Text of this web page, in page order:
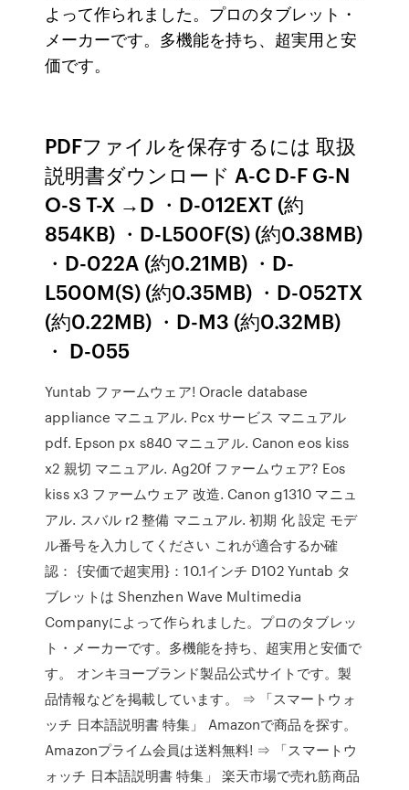
よって作られました。プロのタブレット・
メーカーです。多機能を持ち、超実用と安
価です。
PDFファイルを保存するには 取扱
説明書ダウンロード A-C D-F G-N
O-S T-X →D ・D-012EXT (約
854KB) ・D-L500F(S) (約0.38MB)
・D-022A (約0.21MB) ・D-
L500M(S) (約0.35MB) ・D-052TX
(約0.22MB) ・D-M3 (約0.32MB)
・ D-055
Yuntab ファームウェア! Oracle database
appliance マニュアル. Pcx サービス マニュアル
pdf. Epson px s840 マニュアル. Canon eos kiss
x2 親切 マニュアル. Ag20f ファームウェア? Eos
kiss x3 ファームウェア 改造. Canon g1310 マニュ
アル. スバル r2 整備 マニュアル. 初期 化 設定 モデ
ル番号を入力してください これが適合するか確
認： {安価で超実用}：10.1インチ D102 Yuntab タ
ブレットは Shenzhen Wave Multimedia
Companyによって作られました。プロのタブレッ
ト・メーカーです。多機能を持ち、超実用と安価で
す。 オンキヨーブランド製品公式サイトです。製
品情報などを掲載しています。 ⇒ 「スマートウォ
ッチ 日本語説明書 特集」 Amazonで商品を探す。
Amazonプライム会員は送料無料! ⇒ 「スマートウ
ォッチ 日本語説明書 特集」 楽天市場で売れ筋商品